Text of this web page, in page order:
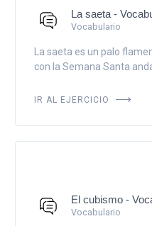
La saeta -
Vocabulario
La saeta es un palo
con la Semana Santa
IR AL EJERCICIO
El cubismo -
Vocabulario